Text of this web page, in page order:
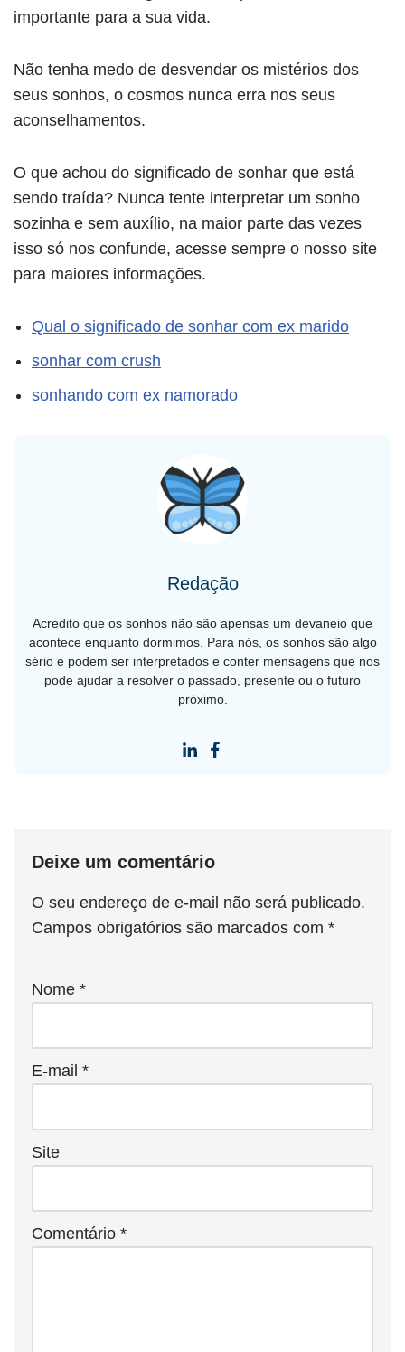
importante para a sua vida.
Não tenha medo de desvendar os mistérios dos
seus sonhos, o cosmos nunca erra nos seus
aconselhamentos.
O que achou do significado de sonhar que está
sendo traída? Nunca tente interpretar um sonho
sozinha e sem auxílio, na maior parte das vezes
isso só nos confunde, acesse sempre o nosso site
para maiores informações.
Qual o significado de sonhar com ex marido
sonhar com crush
sonhando com ex namorado
Redação
Acredito que os sonhos não são apensas um devaneio que
acontece enquanto dormimos. Para nós, os sonhos são algo
sério e podem ser interpretados e conter mensagens que nos
pode ajudar a resolver o passado, presente ou o futuro
próximo.
Deixe um comentário
O seu endereço de e-mail não será publicado.
Campos obrigatórios são marcados com *
Nome *
E-mail *
Site
Comentário *